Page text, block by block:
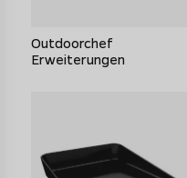
Outdoorchef
Erweiterungen